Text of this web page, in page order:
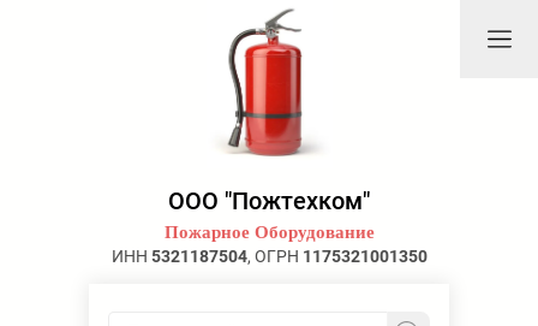
ООО "Пожтехком"
Пожарное Оборудование
ИНН 5321187504, ОГРН 1175321001350